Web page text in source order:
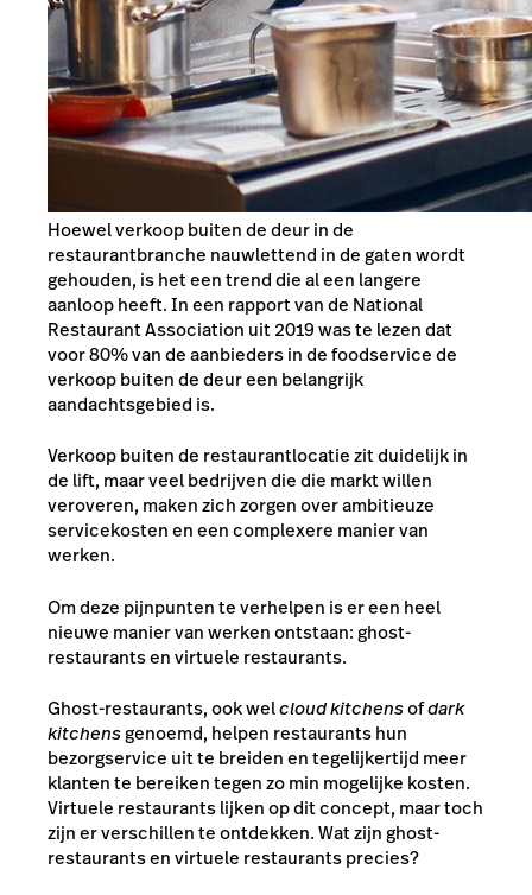
Hoewel verkoop buiten de deur in de
restaurantbranche nauwlettend in de gaten wordt
gehouden, is het een trend die al een langere
aanloop heeft. In een rapport van de National
Restaurant Association uit 2019 was te lezen dat
voor 80% van de aanbieders in de foodservice de
verkoop buiten de deur een belangrijk
aandachtsgebied is.
Verkoop buiten de restaurantlocatie zit duidelijk in
de lift, maar veel bedrijven die die markt willen
veroveren, maken zich zorgen over ambitieuze
servicekosten en een complexere manier van
werken.
Om deze pijnpunten te verhelpen is er een heel
nieuwe manier van werken ontstaan: ghost-
restaurants en virtuele restaurants.
Ghost-restaurants, ook welcloud kitchensofdark
kitchensgenoemd, helpen restaurants hun
bezorgservice uit te breiden en tegelijkertijd meer
klanten te bereiken tegen zo min mogelijke kosten.
Virtuele restaurants lijken op dit concept, maar toch
zijn er verschillen te ontdekken. Wat zijnghost-
restaurants en virtuele restaurants precies?